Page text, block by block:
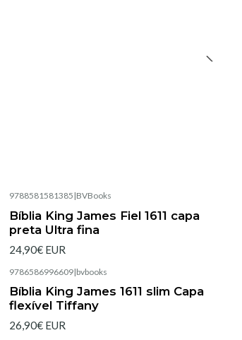
9788581581385 |BVBooks
Bíblia King James Fiel 1611 capa
preta Ultra fina
24,90€ EUR
9786586996609|bvbooks
Bíblia King James 1611 slim Capa
flexível Tiffany
26,90€ EUR